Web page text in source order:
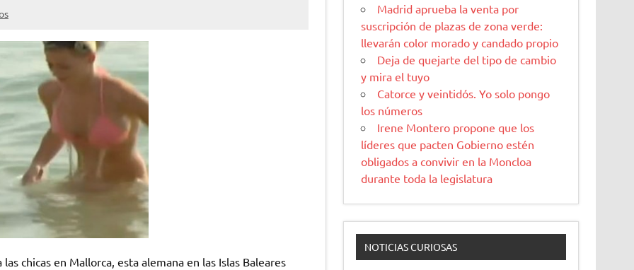
chicas en Mallorca, esta alemana en las Islas Baleares
Madrid aprueba la venta por
suscripción de plazas de zona verde:
llevarán color morado y candado propio
Deja de quejarte del tipo de cambio
y mira el tuyo
Catorce y veintidós. Yo solo pongo
los números
Irene Montero propone que los
líderes que pacten Gobierno estén
obligados a convivir en la Moncloa
durante toda la legislatura
NOTICIAS CURIOSAS